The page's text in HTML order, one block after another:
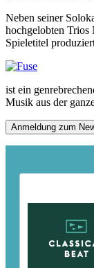
Neben seiner
hochgelobten Trios
Spieletitel
ist ein
Musik aus der
Anmeldung zum